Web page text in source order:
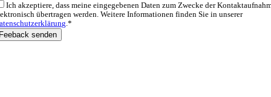
Ich akzeptiere, dass meine eingegebenen Daten zum Zwecke der
übertragen werden. Weitere Informationen finden Sie in unserer
.*
senden